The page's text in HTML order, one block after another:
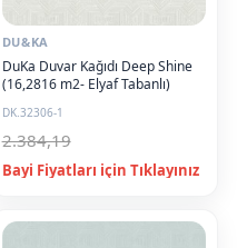
DU&KA
DuKa Duvar Kağıdı Deep Shine
(16,2816 m2- Elyaf Tabanlı)
DK.32306-1
2.384,19